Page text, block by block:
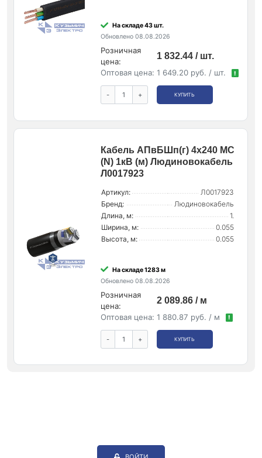
На складе 43 шт.
Обновлено 08.08.2026
Розничная
цена:
1 832.44 / шт.
Оптовая цена: 1 649.20 руб. / шт. !
- + КУПИТЬ
Кабель АПвБШп(г) 4х240 МС
(N) 1кВ (м) Людиновокабель
Л0017923
Артикул:
Л0017923
Бренд:
Людиновокабель
Длина, м:
1.
Ширина, м:
0.055
Высота, м:
0.055
На складе 1283 м
Обновлено 08.08.2026
Розничная
цена:
2 089.86 / м
Оптовая цена: 1 880.87 руб. / м !
- + КУПИТЬ